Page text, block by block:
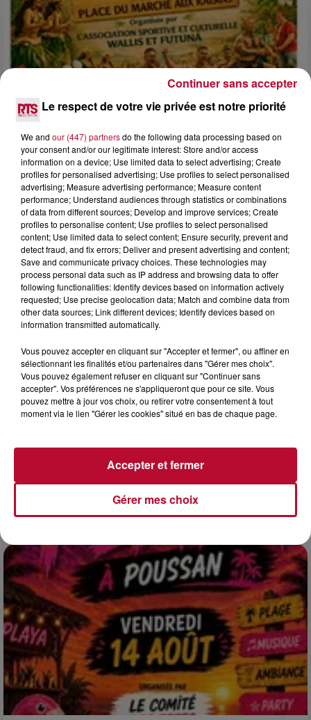
4 août 2026
FÊTE DE LA POLYNÉSIE À VILLEVEYRAC
HÉRAULT, PYRÉNÉES-ORIENTALES : TROIS
SPOTS DE SNORKELING À EXPLORER...
Pas besoin de bouteilles de plongée lourdes ni de diplômes
complexes pour observer la vie sous-marine. Cet été, un
Le respect de votre vie privée est notre priorité
We and our (447) partnersdo the following data processing based on
your consent and/or our legitimate interest: Store and/or access
information on a device; Use limited data to select advertising; Create
profiles for personalised advertising; Use profiles to select personalised
advertising; Measure advertising performance; Measure content
performance; Understand audiences through statistics or combinations
of data from different sources; Develop and improve services; Create
profiles to personalise content; Use profiles to select personalised
content; Use limited data to select content; Ensure security, prevent and
detect fraud, and fix errors; Deliver and present advertising and content;
Save and communicate privacy choices. These technologies may
process personal data such as IP address and browsing data to offer
following functionalities: Identify devices based on information actively
requested; Use precise geolocation data; Match and combine data from
other data sources; Link different devices; Identify devices based on
information transmitted automatically.
Vous pouvez accepter en cliquant sur "Accepter et fermer", ou affiner en
sélectionnant les finalités et/ou partenaires dans "Gérer mes choix".
Vous pouvez également refuser en cliquant sur "Continuer sans
accepter". Vos préférences ne s'appliqueront que pour ce site. Vous
pouvez mettre à jour vos choix, ou retirer votre consentement à tout
moment via le lien "Gérer les cookies" situé en bas de chaque page.
Gérer mes choix
Accepter et fermer
Continuer sans accepter